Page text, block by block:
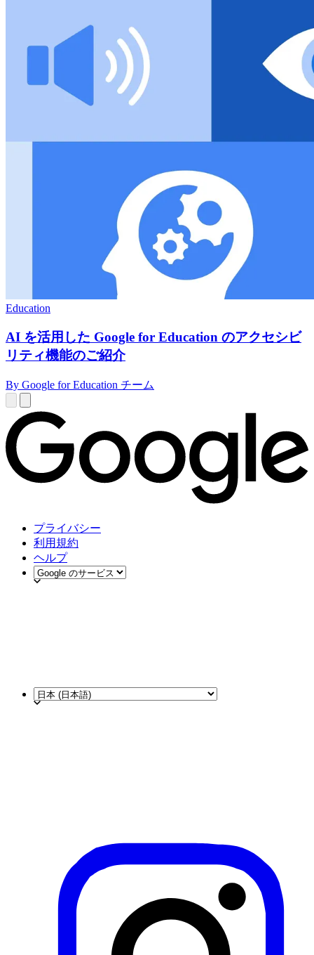
Education
AI を活用した Google for Education のアクセシビ
リティ機能のご紹介
By Google for Education チーム
プライバシー
利用規約
ヘルプ